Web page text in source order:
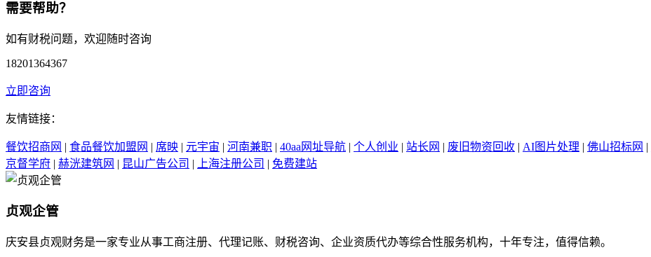
需要帮助？
如有财税问题，欢迎随时咨询
18201364367
立即咨询
友情链接：
餐饮招商网 | 食品餐饮加盟网 | 席映 | 元宇宙 | 河南兼职 | 40aa网址导航 | 个人创业 | 站长网 | 废旧物资回收 | AI图片处理 | 佛山招标网 |
京督学府 | 赫洸建筑网 | 昆山广告公司 | 上海注册公司 | 免费建站
贞观企管
庆安县贞观财务是一家专业从事工商注册、代理记账、财税咨询、企业资质代办等综合性服务机构，十年专注，值得信赖。